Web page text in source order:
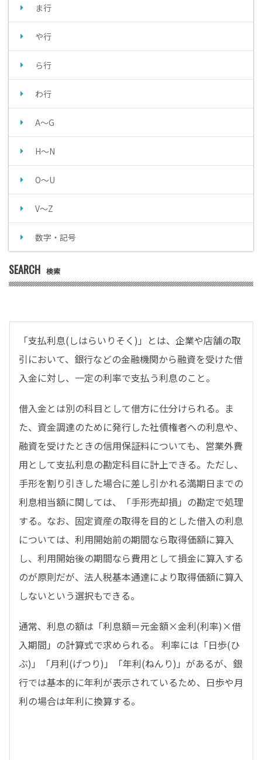
ま行
や行
ら行
わ行
A～G
H～N
O～U
V～Z
数字・記号
SEARCH 検索
「支払利息(しはらいりそく)」とは、企業や店舗の取
引において、銀行などの金融機関から融資を受けた借
入金に対し、一定の利率で支払う利息のこと。
借入金とは別の科目として借方に仕分けられる。ま
た、資金調達のために発行した社債権者への利息や、
融資を受けたときの信用保証料についても、営業外費
用として支払利息の勘定科目に計上できる。ただし、
手形を割り引きした場合に差し引かれる満期日までの
利息相当額に関しては、「手形売却損」の勘定で処理
する。なお、固定資産の取得を目的とした借入の利息
については、利用開始前の期間なら取得価額に算入
し、利用開始後の期間なら費用として損金に算入する
のが原則だが、法人税基本通達により取得価額に算入
しないという選択もできる。
通常、利息の額は「利息額＝元金額×金利(利率)×借
入期間」の計算式で求められる。 利率には「日歩(ひ
ぶ)」「月利(げつり)」「年利(ねんり)」があるが、銀
行では基本的に年利が表示されているため、日歩や月
利の場合は年利に換算する。